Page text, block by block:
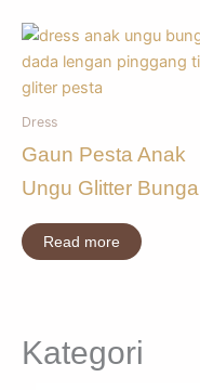
Dress
Gaun Pesta Anak
Ungu Glitter Bunga
Read more
Kategori